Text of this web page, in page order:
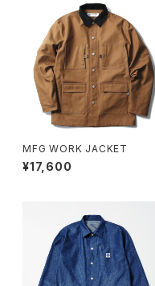
MFG WORK JACKET
¥17,600